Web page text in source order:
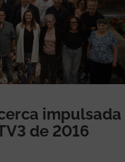
impulsada
de 2016